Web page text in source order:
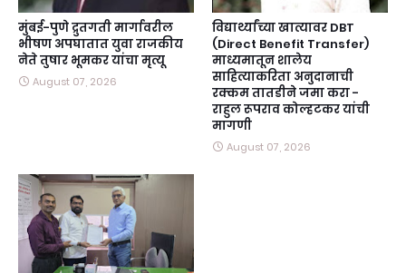
मुंबई-पुणे द्रुतगती मार्गावरील
भीषण अपघातात युवा राजकीय
नेते तुषार भूमकर यांचा मृत्यू
August 07, 2026
विद्यार्थ्यांच्या खात्यावर DBT
(Direct Benefit Transfer)
माध्यमातून शालेय
साहित्याकरिता अनुदानाची
रक्कम तातडीने जमा करा -
राहुल रूपराव कोल्हटकर यांची
मागणी
August 07, 2026